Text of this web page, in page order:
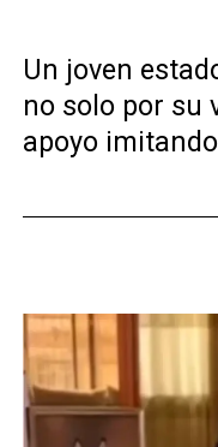
Un joven
no solo por su
apoyo